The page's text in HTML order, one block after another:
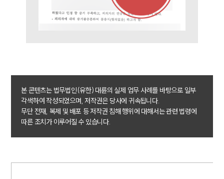
본 콘텐츠는 법무법인(유한) 대륜의 실제 업무 사례를 바탕으로 일부
각색하여 작성되었으며, 저작권은 당사에 귀속됩니다.
무단 전재, 복제 및 배포 등 저작권 침해 행위에 대해서는 관련 법령에
따른 조치가 이루어질 수 있습니다.